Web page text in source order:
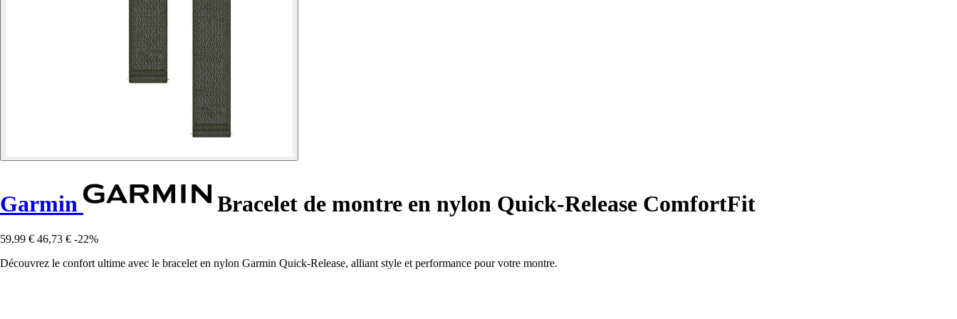
Garmin Bracelet de montre en nylon Quick-Release ComfortFit
59,99 € 46,73 € -22%
Découvrez le confort ultime avec le bracelet en nylon Garmin Quick-Release, alliant style et performance pour votre montre.